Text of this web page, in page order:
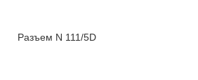
Разъем N 111/5D